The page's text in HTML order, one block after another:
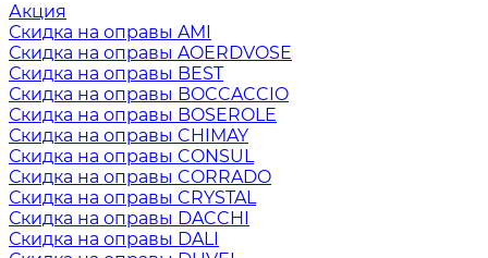
Акция
Скидка на оправы AMI
Скидка на оправы AOERDVOSE
Скидка на оправы BEST
Скидка на оправы BOCCACCIO
Скидка на оправы BOSEROLE
Скидка на оправы CHIMAY
Скидка на оправы CONSUL
Скидка на оправы CORRADO
Скидка на оправы CRYSTAL
Скидка на оправы DACCHI
Скидка на оправы DALI